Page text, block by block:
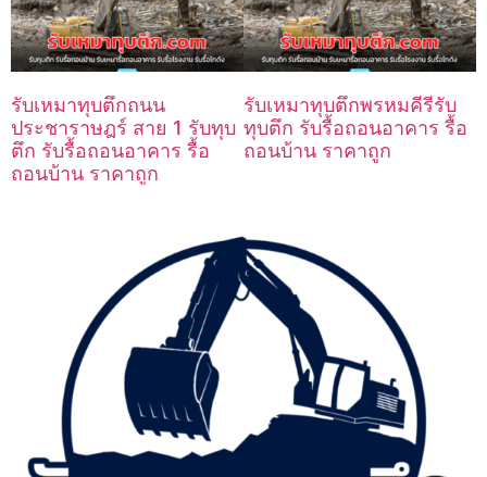
รับเหมาทุบตึกถนน
ประชาราษฎร์ สาย 1 รับทุบ
ตึก รับรื้อถอนอาคาร รื้อ
ถอนบ้าน ราคาถูก
รับเหมาทุบตึกพรหมคีรีรับ
ทุบตึก รับรื้อถอนอาคาร รื้อ
ถอนบ้าน ราคาถูก